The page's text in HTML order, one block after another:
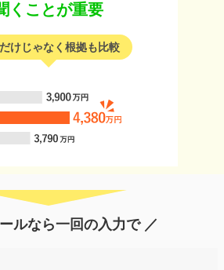
くことが重要
けじゃなく根拠も比較
ルなら一回の入力で ／